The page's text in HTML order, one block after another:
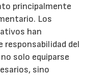
principalmente
Los
han
responsabilidad del
solo equiparse
sino